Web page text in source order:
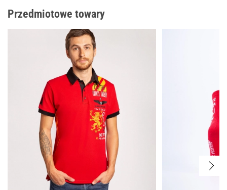
Na piersi jest haft UA, żeby wszyscy wiedzieli, kim jesteś i
skąd przyleciałeś, i częstotliwość radiowa lwowskiego
lotniska. Poniżej znajduje się duży nadrukowany lew z herba
Na prawym rękawie — oznaczenie drogi startowej
lwowskiego lotniska. Naszyta jedynka znaczy pierwsze polo,
które kiedyś zdecydowaliśmy wyprodukować.
Na lewym rękawie jest Junkers — pierwszy samolot, który
zrobił lot pasażerski ze Lwowa. A także informacje techniczne
o tym samolocie. Fajne polo dla super podróży.
Przedmiotowe towary